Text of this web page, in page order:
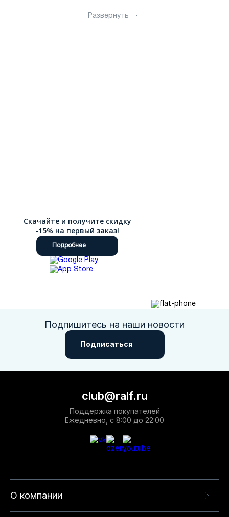
Развернуть
Скачайте и получите скидку
-15% на первый заказ!
Подробнее
Подпишитесь на наши новости
Подписаться
О компании
club@ralf.ru
Поддержка покупателей
Ежедневно, с 8:00 до 22:00